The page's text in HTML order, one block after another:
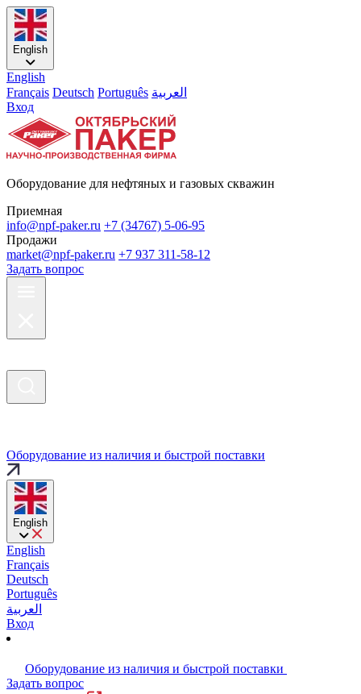
English
English
Français Deutsch Português العربية
Вход
Оборудование для нефтяных и газовых скважин
Приемная
info@npf-paker.ru +7 (34767) 5-06-95
Продажи
market@npf-paker.ru +7 937 311-58-12
Задать вопрос
Оборудование из наличия и быстрой поставки
English
English
Français
Deutsch
Português
العربية
Вход
Оборудование из наличия и быстрой поставки
Задать вопрос